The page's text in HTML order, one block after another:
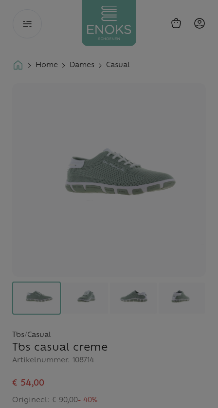
Toggle
Home Dames Casual
Tbs/Casual
Tbs casual creme
Artikelnummer. 108714
€ 54,00
Origineel: € 90,00- 40%